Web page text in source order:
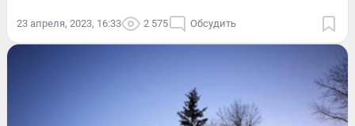
23 апреля, 2023, 16:33 2 575 Обсудить